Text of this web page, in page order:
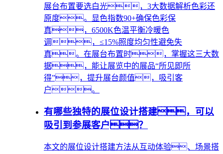
展台布置要选白光，3大数据解析色彩还
原度。显色指数90+确保色彩保
真，6500K色温平衡冷暖色
调，≤15%照度均匀性避免失
真。在展台布置时，掌握这三大数
据，能让展览中的展品“所见即所
得”，提升展台颜值，吸引客
户。
有哪些独特的展位设计搭建，可以
吸引到参展客户？
本文的展位设计搭建方法从互动体验、场景搭